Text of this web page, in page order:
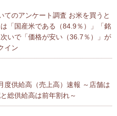
てのアンケート調査 お米を買うと
「国産米である（84.9％）」「銘
いで「価格が安い（36.7％）」が
イン
度供給高（売上高）速報 ～店舗は
総供給高は前年割れ～